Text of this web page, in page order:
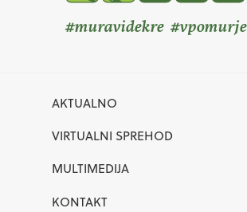
#muravidekre #vpomurje
AKTUALNO
VIRTUALNI SPREHOD
MULTIMEDIJA
KONTAKT